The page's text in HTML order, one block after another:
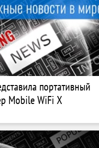
портативный
Mobile WiFi X